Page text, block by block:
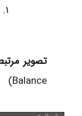
تصویر
Balance)